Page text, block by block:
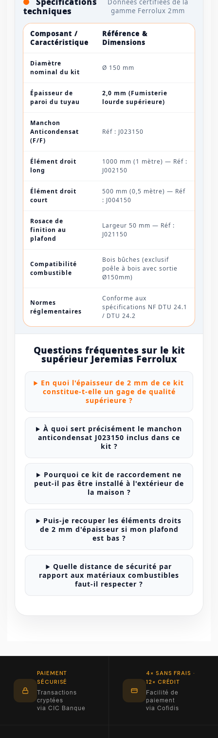
techniques
Données certifiées de la
gamme Ferrolux 2mm
Composant /
Caractéristique
Référence &
Dimensions
Diamètre
nominal du kit
Ø 150 mm
Épaisseur de
paroi du tuyau
2,0 mm (Fumisterie
lourde supérieure)
Manchon
Anticondensat
(F/F)
Réf : J023150
Élément droit
long
1000 mm (1 mètre) — Réf :
J002150
Élément droit
court
500 mm (0,5 mètre) — Réf
: J004150
Rosace de
finition au
plafond
Largeur 50 mm — Réf :
J021150
Compatibilité
combustible
Bois bûches (exclusif
poêle à bois avec sortie
Ø150mm)
Normes
réglementaires
Conforme aux
spécifications NF DTU 24.1
/ DTU 24.2
Questions fréquentes sur le kit
supérieur Jeremias Ferrolux
En quoi l'épaisseur de 2 mm de ce kit
constitue-t-elle un gage de qualité
supérieure ?
À quoi sert précisément le manchon
anticondensat J023150 inclus dans ce
kit ?
Pourquoi ce kit de raccordement ne
peut-il pas être installé à l'extérieur de
la maison ?
Puis-je recouper les éléments droits
de 2 mm d'épaisseur si mon plafond
est bas ?
Quelle distance de sécurité par
rapport aux matériaux combustibles
faut-il respecter ?
PAIEMENT
SÉCURISÉ
Transactions
cryptées
via CIC Banque
4× SANS FRAIS ·
12× CRÉDIT
Facilité de
paiement
via Cofidis